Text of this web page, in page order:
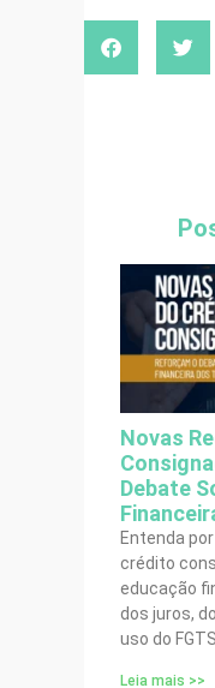
Novas
Debate
Entenda
crédito
educação
dos juros,
uso do
Leia mais >>